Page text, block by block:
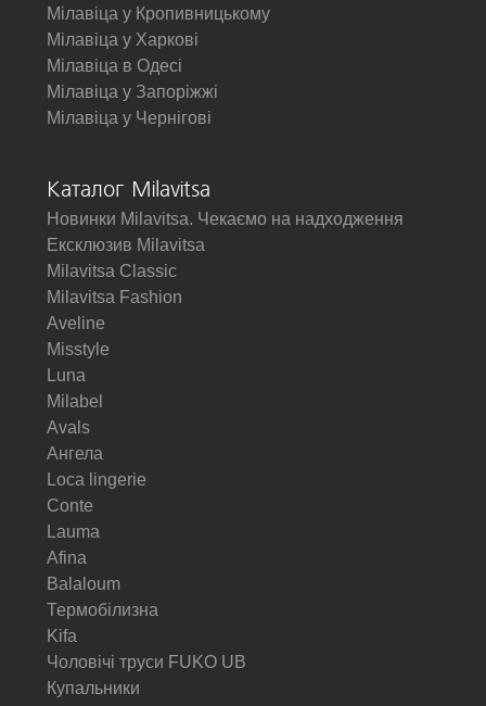
Мілавіца у Кропивницькому
Мілавіца у Харкові
Мілавіца в Одесі
Мілавіца у Запоріжжі
Мілавіца у Чернігові
Каталог Milavitsa
Новинки Milavitsa. Чекаємо на надходження
Ексклюзив Milavitsa
Milavitsa Classic
Milavitsa Fashion
Aveline
Misstyle
Luna
Milabel
Avals
Ангела
Loca lingerie
Conte
Lauma
Afina
Balaloum
Термобілизна
Kifa
Чоловічі труси FUKO UB
Купальники